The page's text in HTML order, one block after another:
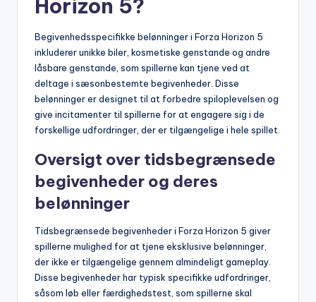
Horizon 5?
Begivenhedsspecifikke belønninger i Forza Horizon 5
inkluderer unikke biler, kosmetiske genstande og andre
låsbare genstande, som spillerne kan tjene ved at
deltage i sæsonbestemte begivenheder. Disse
belønninger er designet til at forbedre spiloplevelsen og
give incitamenter til spillerne for at engagere sig i de
forskellige udfordringer, der er tilgængelige i hele spillet.
Oversigt over tidsbegrænsede
begivenheder og deres
belønninger
Tidsbegrænsede begivenheder i Forza Horizon 5 giver
spillerne mulighed for at tjene eksklusive belønninger,
der ikke er tilgængelige gennem almindeligt gameplay.
Disse begivenheder har typisk specifikke udfordringer,
såsom løb eller færdighedstest, som spillerne skal